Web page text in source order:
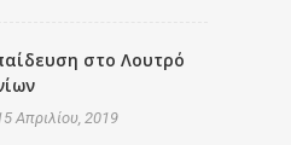
στο Λουτρό
Απριλίου, 2019